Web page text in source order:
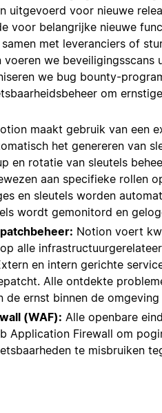
uitgevoerd voor nieuwe
voor belangrijke nieuwe
met leveranciers of
voeren we beveiligingsscans
we bug bounty-
om
maakt gebruik van een
het genereren van
en rotatie van sleutels
aan specifieke rollen
en sleutels worden
wordt gemonitord en
Notion voert
alle
en intern gerichte
Alle ontdekte
de ernst binnen de
(WAF): Alle openbare
Application Firewall om
te misbruiken